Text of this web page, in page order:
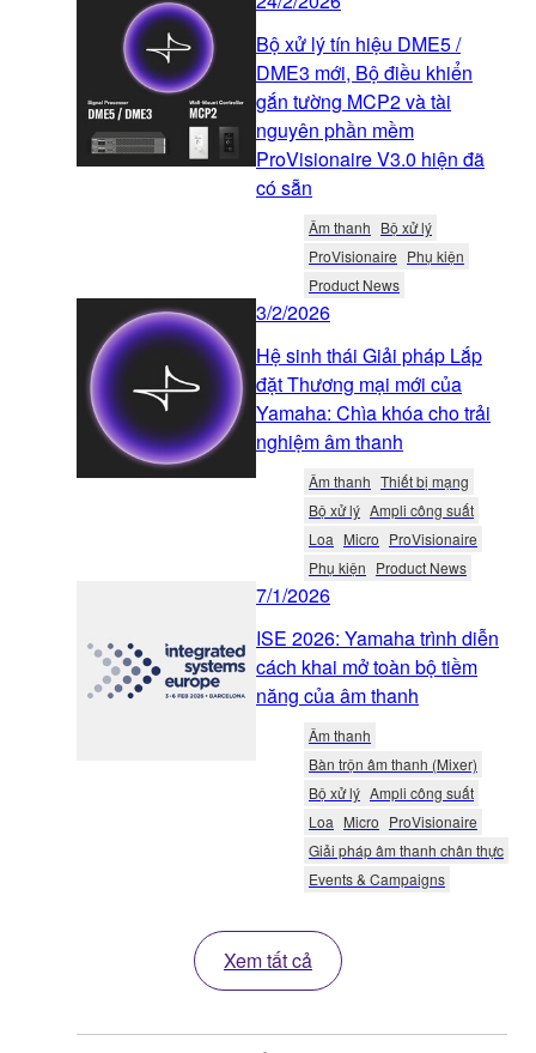
Bộ xử lý tín hiệu DME5 /
DME3 mới, Bộ điều khiển
gắn tường MCP2 và tài
nguyên phần mềm
ProVisionaire V3.0 hiện đã
có sẵn
Âm thanh Bộ xử lý
ProVisionaire Phụ kiện
Product News
3/2/2026
Hệ sinh thái Giải pháp Lắp
đặt Thương mại mới của
Yamaha: Chìa khóa cho trải
nghiệm âm thanh
Âm thanh Thiết bị mạng
Bộ xử lý Ampli công suất
Loa Micro ProVisionaire
Phụ kiện Product News
7/1/2026
ISE 2026: Yamaha trình diễn
cách khai mở toàn bộ tiềm
năng của âm thanh
Âm thanh
Bàn trộn âm thanh (Mixer)
Bộ xử lý Ampli công suất
Loa Micro ProVisionaire
Giải pháp âm thanh chân thực
Events & Campaigns
Xem tất cả